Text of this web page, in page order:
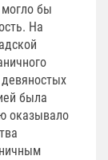
бы
На
была
оказывало